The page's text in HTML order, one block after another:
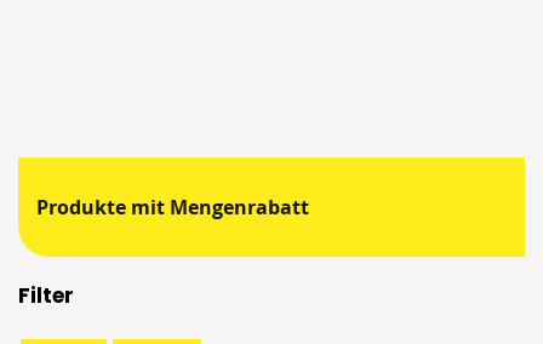
Produkte mit Mengenrabatt
Filter